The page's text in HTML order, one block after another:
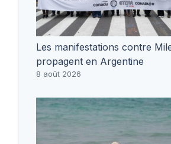
Les manifestations contre
propagent en Argentine
8 août 2026